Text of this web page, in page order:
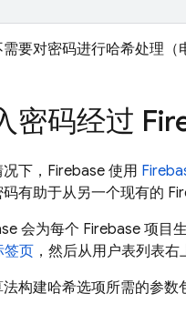
要对密码进行哈希处理
密码经过
下，Firebase 使用
有助于从另一个现有的
会为每个 Firebase 项目
签页，然后从用户表列表右
构建哈希选项所需的参数